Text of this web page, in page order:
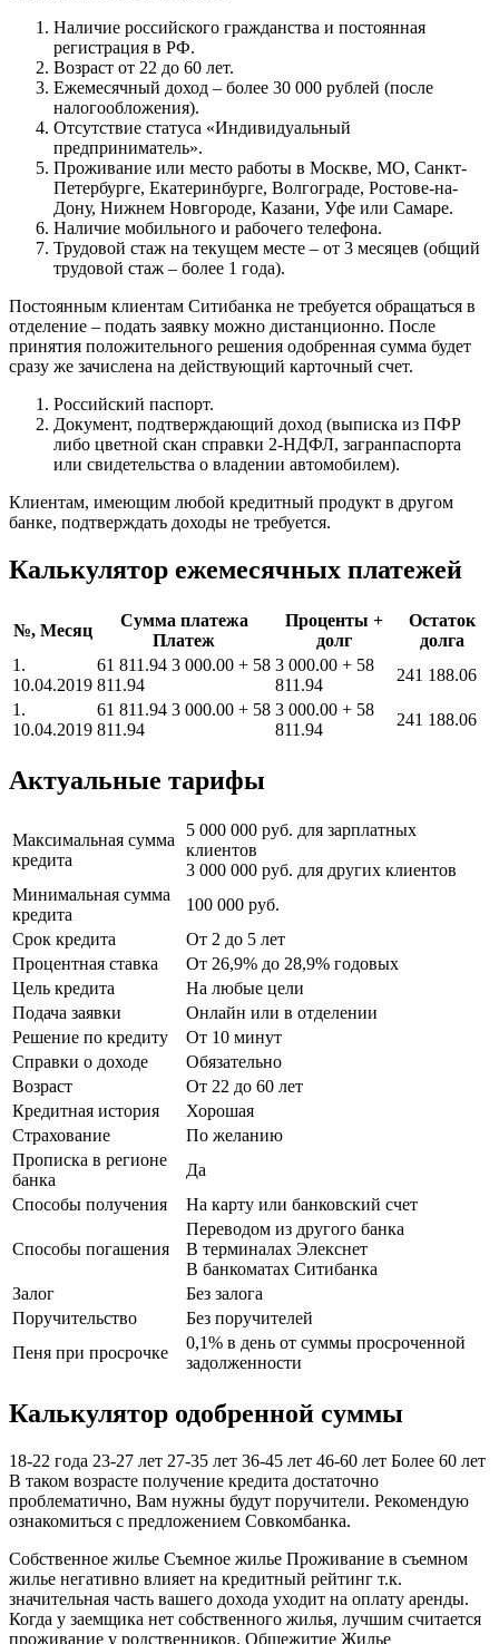
Наличие российского гражданства и постоянная
регистрация в РФ.
Возраст от 22 до 60 лет.
Ежемесячный доход – более 30 000 рублей (после
налогообложения).
Отсутствие статуса «Индивидуальный
предприниматель».
Проживание или место работы в Москве, МО, Санкт-
Петербурге, Екатеринбурге, Волгограде, Ростове-на-
Дону, Нижнем Новгороде, Казани, Уфе или Самаре.
Наличие мобильного и рабочего телефона.
Трудовой стаж на текущем месте – от 3 месяцев (общий
трудовой стаж – более 1 года).
Постоянным клиентам Ситибанка не требуется обращаться в
отделение – подать заявку можно дистанционно. После
принятия положительного решения одобренная сумма будет
сразу же зачислена на действующий карточный счет.
Российский паспорт.
Документ, подтверждающий доход (выписка из ПФР
либо цветной скан справки 2-НДФЛ, загранпаспорта
или свидетельства о владении автомобилем).
Клиентам, имеющим любой кредитный продукт в другом
банке, подтверждать доходы не требуется.
Калькулятор ежемесячных платежей
№, Месяц
Сумма платежа
Платеж
Проценты +
долг
Остаток
долга
1.
10.04.2019
61 811.94 3 000.00 + 58
811.94
3 000.00 + 58
811.94
241 188.06
1.
10.04.2019
61 811.94 3 000.00 + 58
811.94
3 000.00 + 58
811.94
241 188.06
Актуальные тарифы
Максимальная сумма
кредита
5 000 000 руб. для зарплатных
клиентов
3 000 000 руб. для других клиентов
Минимальная сумма
кредита
100 000 руб.
Срок кредита
От 2 до 5 лет
Процентная ставка
От 26,9% до 28,9% годовых
Цель кредита
На любые цели
Подача заявки
Онлайн или в отделении
Решение по кредиту
От 10 минут
Справки о доходе
Обязательно
Возраст
От 22 до 60 лет
Кредитная история
Хорошая
Страхование
По желанию
Прописка в регионе
банка
Да
Способы получения
На карту или банковский счет
Способы погашения
Переводом из другого банка
В терминалах Элекснет
В банкоматах Ситибанка
Залог
Без залога
Поручительство
Без поручителей
Пеня при просрочке
0,1% в день от суммы просроченной
задолженности
Калькулятор одобренной суммы
18-22 года 23-27 лет 27-35 лет 36-45 лет 46-60 лет Более 60 лет
В таком возрасте получение кредита достаточно
проблематично, Вам нужны будут поручители. Рекомендую
ознакомиться с предложением Совкомбанка.
Собственное жилье Съемное жилье Проживание в съемном
жилье негативно влияет на кредитный рейтинг т.к.
значительная часть вашего дохода уходит на оплату аренды.
Когда у заемщика нет собственного жилья, лучшим считается
проживание у родственников. Общежитие Жилье